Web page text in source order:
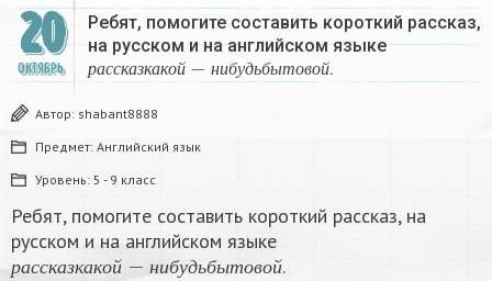
20
ОКТЯБРЬ
Ребят, помогите составить короткий рассказ,
на русском и на английском языке
р а с с к а з к а к о й н и б у дь быт о в о й
ра ссказкак ой−нибудьбытовой
.
Автор: shabant8888
Предмет: Английский язык
Уровень: 5 - 9 класс
Ребят, помогите составить короткий рассказ, на
русском и на английском языке
р а с с к а з к а к о й н и б у д ь б ыт о в о й
рассказк акой−нибудьбытов
.